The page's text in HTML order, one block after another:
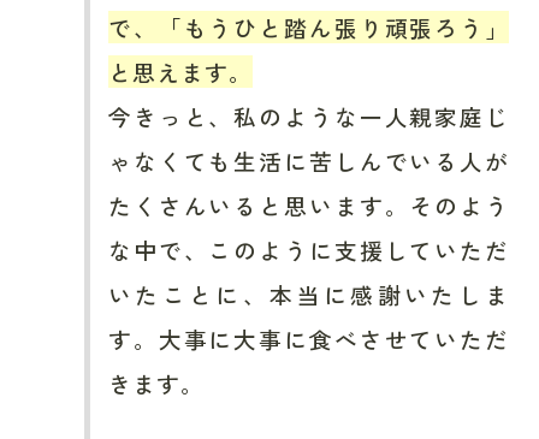
で、「もうひと踏ん張り頑張ろう」
と思えます。
今きっと、私のような一人親家庭じ
ゃなくても生活に苦しんでいる人が
たくさんいると思います。そのよう
な中で、このように支援していただ
いたことに、本当に感謝いたしま
す。大事に大事に食べさせていただ
きます。